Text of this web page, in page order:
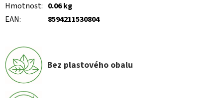
Hmotnost: 0.06 kg
EAN: 8594211530804
Bez plastového obalu